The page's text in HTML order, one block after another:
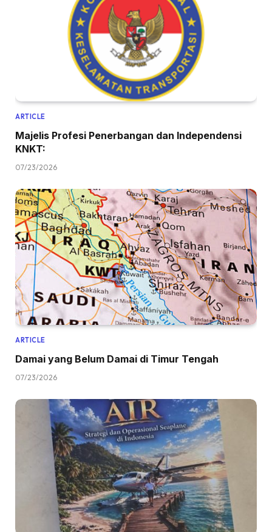
ARTICLE
Majelis Profesi Penerbangan dan Independensi
KNKT:
07/23/2026
ARTICLE
Damai yang Belum Damai di Timur Tengah
07/23/2026